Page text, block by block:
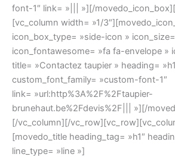
amusant
et
idiot
avec
autant
de
chances
de
gagner,
essayez-
le.
font-1″ link= »||| »][/
[vc_column width= »1/
icon_box_type= »side-icon »
icon_fontawesome= »fa fa-envelope »
title= »Contactez taupier » heading=
custom_font_family= »custom-font-1″
link= »url:http%3A%2F%2Ftaupier-
brunehaut.be%2Fdevis%2F||| »][/
[/vc_column][/
[movedo_title heading_tag= »h1″
line_type= »line »]